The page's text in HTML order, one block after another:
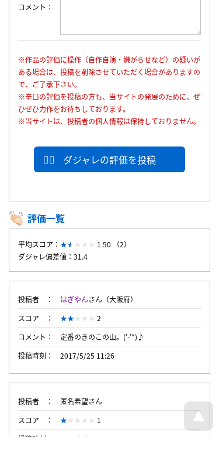
コメント
※作品の評価に操作（自作自演・嫌がらせなど）の疑いが
ある場合は、投稿を削除させていただく場合がありますの
で、ご了承下さい。
※辛口の評価を投稿の方も、当サイトの発展のために、ぜ
ひぜひ力作をお待ちしております。
※当サイトは、投稿者の個人情報は保持しておりません。
ダジャレの評価を投稿
評価一覧
平均スコア：
1.50 （2）
ダジャレ偏差値：31.4
投稿者 はぎやんさん（大阪府）
スコア
2
コメント
定番のきのこの山。(’-’*)♪
投稿時刻
2017/5/25 11:26
投稿者
匿名希望さん
スコア
1
投稿時刻
2017/5/25 10:33